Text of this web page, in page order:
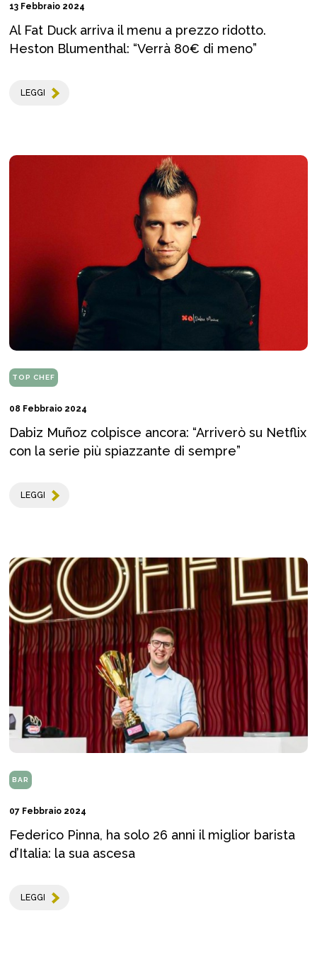
13 Febbraio 2024
Al Fat Duck arriva il menu a prezzo ridotto.
Heston Blumenthal: “Verrà 80€ di meno”
LEGGI
TOP CHEF
08 Febbraio 2024
Dabiz Muñoz colpisce ancora: “Arriverò su Netflix
con la serie più spiazzante di sempre”
LEGGI
BAR
07 Febbraio 2024
Federico Pinna, ha solo 26 anni il miglior barista
d’Italia: la sua ascesa
LEGGI